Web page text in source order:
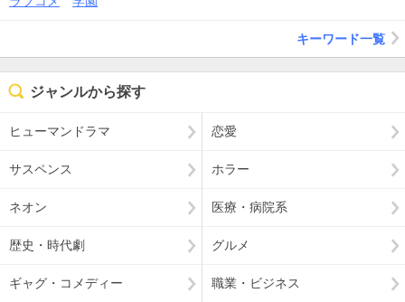
キーワード一覧
ジャンルから探す
ヒューマンドラマ 恋愛
サスペンス ホラー
ネオン 医療・病院系
歴史・時代劇 グルメ
ギャグ・コメディー 職業・ビジネス